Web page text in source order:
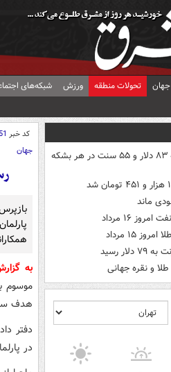
جهان تحولات منطقه ورزش شبکه‌های
قیمت نفت به ۸۳ دلار و ۵۵ سنت در هر بشکه
ماند
۱۶ مرداد
۱۵ مرداد
رسید
و نقره جهانی
کد خبر
جهان
به
موسوم
هدف
دفتر
در